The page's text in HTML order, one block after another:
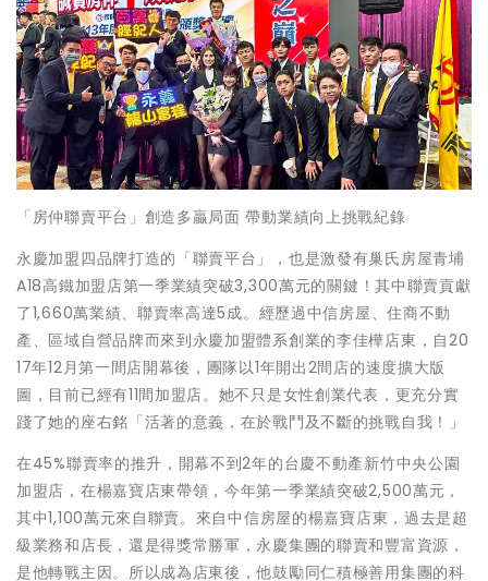
「房仲聯賣平台」創造多贏局面 帶動業績向上挑戰紀錄
永慶加盟四品牌打造的「聯賣平台」，也是激發有巢氏房屋青埔
A18高鐵加盟店第一季業績突破3,300萬元的關鍵！其中聯賣貢獻
了1,660萬業績、聯賣率高達5成。經歷過中信房屋、住商不動
產、區域自營品牌而來到永慶加盟體系創業的李佳樺店東，自20
17年12月第一間店開幕後，團隊以1年開出2間店的速度擴大版
圖，目前已經有11間加盟店。她不只是女性創業代表，更充分實
踐了她的座右銘「活著的意義，在於戰鬥及不斷的挑戰自我！」
在45%聯賣率的推升，開幕不到2年的台慶不動產新竹中央公園
加盟店，在楊嘉寶店東帶領，今年第一季業績突破2,500萬元，
其中1,100萬元來自聯賣。來自中信房屋的楊嘉寶店東，過去是超
級業務和店長，還是得獎常勝軍，永慶集團的聯賣和豐富資源，
是他轉戰主因。所以成為店東後，他鼓勵同仁積極善用集團的科